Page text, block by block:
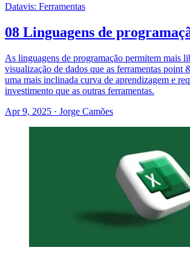
Datavis: Ferramentas
08 Linguagens de
As linguagens de programação permitem mais
visualização de dados que as ferramentas point
uma mais inclinada curva de aprendizagem e
investimento que as outras ferramentas.
Apr 9, 2025 · Jorge Camões